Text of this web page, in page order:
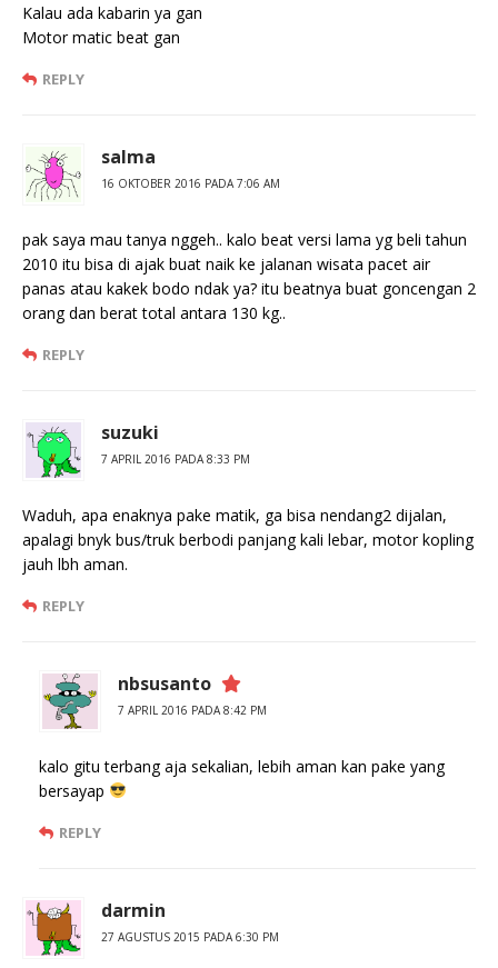
Kalau ada kabarin ya gan
Motor matic beat gan
REPLY
salma
16 OKTOBER 2016 PADA 7:06 AM
pak saya mau tanya nggeh.. kalo beat versi lama yg beli tahun
2010 itu bisa di ajak buat naik ke jalanan wisata pacet air
panas atau kakek bodo ndak ya? itu beatnya buat goncengan 2
orang dan berat total antara 130 kg..
REPLY
suzuki
7 APRIL 2016 PADA 8:33 PM
Waduh, apa enaknya pake matik, ga bisa nendang2 dijalan,
apalagi bnyk bus/truk berbodi panjang kali lebar, motor kopling
jauh lbh aman.
REPLY
nbsusanto
7 APRIL 2016 PADA 8:42 PM
kalo gitu terbang aja sekalian, lebih aman kan pake yang
bersayap
REPLY
darmin
27 AGUSTUS 2015 PADA 6:30 PM